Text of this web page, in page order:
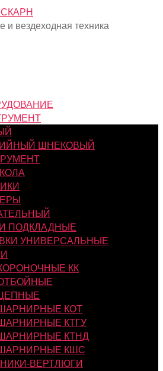
и вездеходная техника
ШНЕКОВЫЙ
ПОДКЛАДНЫЕ
УНИВЕРСАЛЬНЫЕ
КК
КОТ
КТГУ
КТНД
КШС
ВЕРТЛЮГИ